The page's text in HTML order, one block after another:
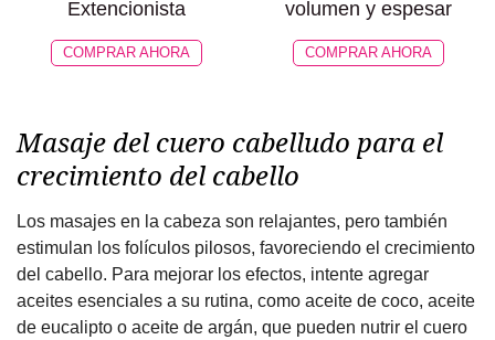
Extencionista
COMPRAR AHORA
volumen y espesar
COMPRAR AHORA
Masaje del cuero cabelludo para el
crecimiento del cabello
Los masajes en la cabeza son relajantes, pero también
estimulan los folículos pilosos, favoreciendo el crecimiento
del cabello. Para mejorar los efectos, intente agregar
aceites esenciales a su rutina, como aceite de coco, aceite
de eucalipto o aceite de argán, que pueden nutrir el cuero